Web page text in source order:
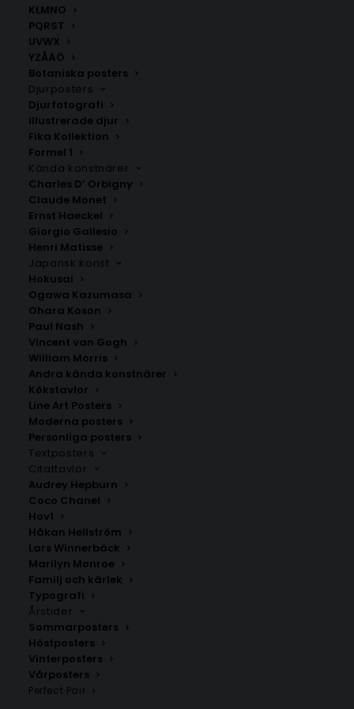
KLMNO
PQRST
UVWX
YZÅÄÖ
Botaniska posters
Djurposters
Djurfotografi
Illustrerade djur
Fika Kollektion
Formel 1
Kända konstnärer
Charles D’ Orbigny
Claude Monet
Ernst Haeckel
Giorgio Gallesio
Henri Matisse
Japansk konst
Hokusai
Ogawa Kazumasa
Ohara Koson
Paul Nash
Vincent van Gogh
William Morris
Andra kända konstnärer
Kökstavlor
Line Art Posters
Moderna posters
Personliga posters
Textposters
Citattavlor
Audrey Hepburn
Coco Chanel
Hov1
Håkan Hellström
Lars Winnerbäck
Marilyn Monroe
Familj och kärlek
Typografi
Årstider
Sommarposters
Höstposters
Vinterposters
Vårposters
Perfect Pair
Matcha gärna tavlan med andra
Djurposters
Winter Cocktails Poster
Fr.149.00kr
Christmas Bear by the Tree
Poster
Fr.149.00